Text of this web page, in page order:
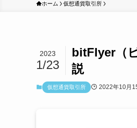
ホーム 仮想通貨取引所
bitFlyer（
説
2023
1/23
仮想通貨取引所 2022年10月